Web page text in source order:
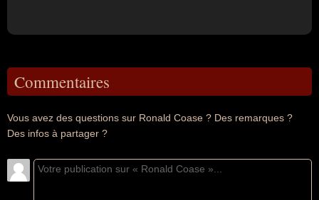
Commentaires
Vous avez des questions sur Ronald Coase ? Des remarques ?
Des infos à partager ?